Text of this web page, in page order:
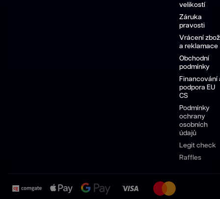
velikostí
Záruka
pravosti
Vrácení
a reklamace
Obchodní
podmínky
Financování
podpora EU
CS
Podmínky
ochrany
osobních
údajů
Legit check
Raffles